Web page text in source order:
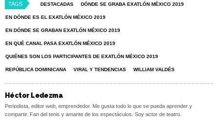
TAGS DESTACADAS DÓNDE SE GRABA EXATLÓN MÉXICO 2019
EN DÓNDE ES EL EXATLÓN MÉXICO 2019
EN DÓNDE SE GRABAN EXATLÓN MÉXICO 2019
EN QUÉ CANAL PASA EXATLÓN MÉXICO 2019
QUIÉNES SON LOS PARTICIPANTES DE EXATLÓN MÉXICO 2019
REPÚBLICA DOMINICANA VIRAL Y TENDENCIAS WILLIAM VALDÉS
Héctor Ledezma
Periodista, editor web, emprendedor. Me gusta todo lo que se pueda aprender y
compartir. Fan del tenis y amante de los espectáculos. Soy actor de teatro.